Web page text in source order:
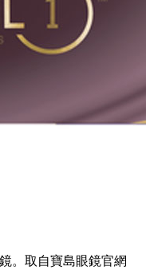
。取自寶島眼鏡官網